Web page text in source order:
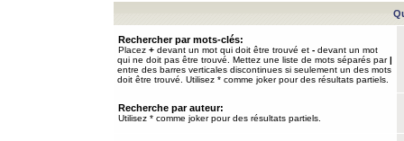
Rechercher par mots-clés:
Placez + devant un mot qui doit être trouvé et - devant un mot
qui ne doit pas être trouvé. Mettez une liste de mots séparés par|
entre des barres verticales discontinues si seulement un des mots
doit être trouvé. Utilisez * comme joker pour des résultats partiels.
Recherche par auteur:
Utilisez * comme joker pour des résultats partiels.